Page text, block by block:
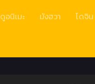
ดูอนิเมะ มังฮวา โดจิน